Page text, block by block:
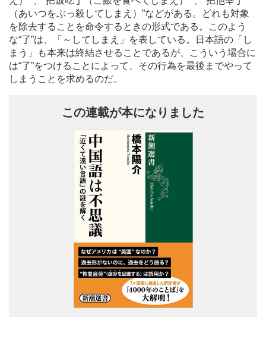
（あいつをぶっ殺してしまえ）”などがある。どれも対象
を除去することを命令するときの形式である。このよう
な“了”は、「～してしまえ」を表している。日本語の「し
まう」も本来は終結させることであるが、こういう場合に
は“了”をつけることによって、その行為を最後までやって
しまうことを求めるのだ。
この連載が本になりました